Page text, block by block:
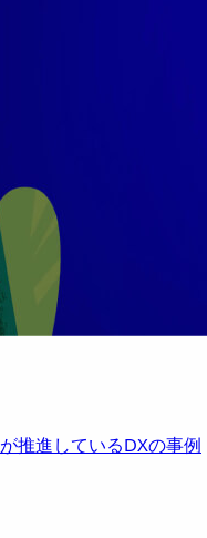
推進しているDXの事例